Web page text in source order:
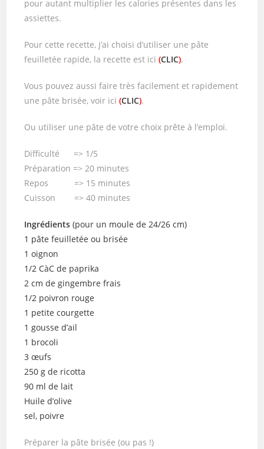
pour autant multiplier les calories présentes dans les
assiettes.
Pour cette recette, j’ai choisi d’utiliser une pâte
feuilletée rapide, la recette est ici(CLIC).
Vous pouvez aussi faire très facilement et rapidement
une pâte brisée, voir ici (CLIC).
Ou utiliser une pâte de votre choix prête à l’emploi.
Difficulté => 1/5
Préparation => 20 minutes
Repos => 15 minutes
Cuisson => 40 minutes
Ingrédients (pour un moule de 24/26 cm)
1 pâte feuilletée ou brisée
1 oignon
1/2 CàC de paprika
2 cm de gingembre frais
1/2 poivron rouge
1 petite courgette
1 gousse d’ail
1 brocoli
3 œufs
250 g de ricotta
90 ml de lait
Huile d’olive
sel, poivre
Préparer la pâte brisée (ou pas !)